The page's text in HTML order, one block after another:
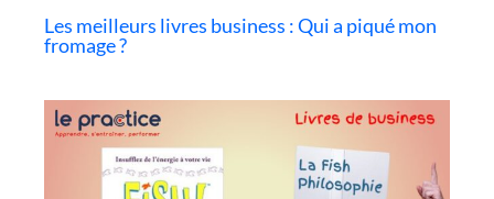
Les meilleurs livres business : Qui a piqué mon
fromage ?